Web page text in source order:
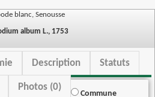
blanc, Senousse
album L., 1753
Description Statuts
Photos (0)
Commune